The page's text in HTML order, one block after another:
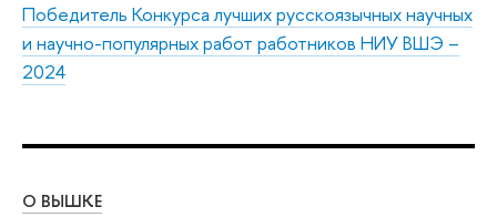
Победитель Конкурса лучших русскоязычных научных
и научно-популярных работ работников НИУ ВШЭ –
2024
О ВЫШКЕ